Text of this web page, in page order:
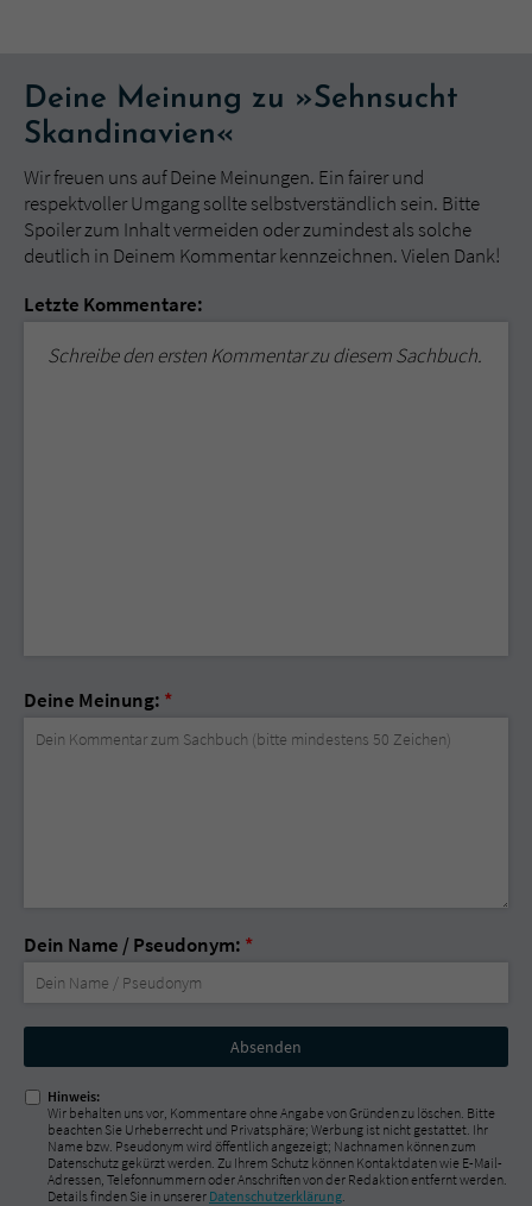
Deine Meinung zu »Sehnsucht
Skandinavien«
Wir freuen uns auf Deine Meinungen. Ein fairer und
respektvoller Umgang sollte selbstverständlich sein. Bitte
Spoiler zum Inhalt vermeiden oder zumindest als solche
deutlich in Deinem Kommentar kennzeichnen. Vielen Dank!
Letzte Kommentare:
Schreibe den ersten Kommentar zu diesem Sachbuch.
Deine Meinung: *
Dein Name / Pseudonym: *
Nicht
ausfüllen!
Hinweis:
Wir behalten uns vor, Kommentare ohne Angabe von Gründen zu löschen. Bitte
beachten Sie Urheberrecht und Privatsphäre; Werbung ist nicht gestattet. Ihr
Name bzw. Pseudonym wird öffentlich angezeigt; Nachnamen können zum
Datenschutz gekürzt werden. Zu Ihrem Schutz können Kontaktdaten wie E-Mail-
Adressen, Telefonnummern oder Anschriften von der Redaktion entfernt werden.
Details finden Sie in unserer Datenschutzerklärung